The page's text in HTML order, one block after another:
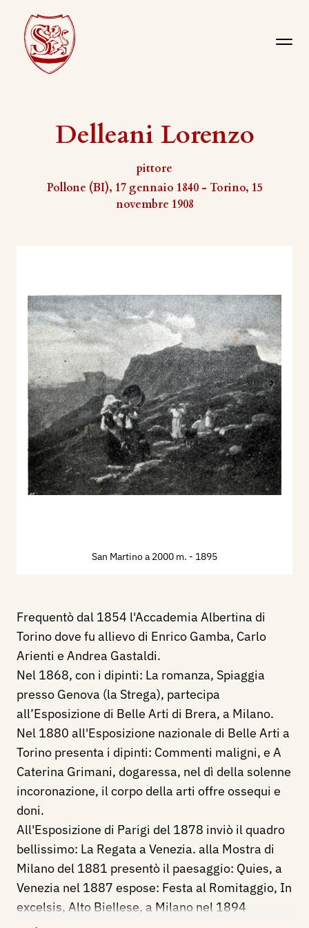
Delleani Lorenzo
pittore
Pollone (BI), 17 gennaio 1840 - Torino, 15
novembre 1908
San Martino a 2000 m. - 1895
Frequentò dal 1854 l'Accademia Albertina di
Torino dove fu allievo di Enrico Gamba, Carlo
Arienti e Andrea Gastaldi.
Nel 1868, con i dipinti: La romanza, Spiaggia
presso Genova (la Strega), partecipa
all’Esposizione di Belle Arti di Brera, a Milano.
Nel 1880 all'Esposizione nazionale di Belle Arti a
Torino presenta i dipinti: Commenti maligni, e A
Caterina Grimani, dogaressa, nel dì della solenne
incoronazione, il corpo della arti offre ossequi e
doni.
All'Esposizione di Parigi del 1878 inviò il quadro
bellissimo: La Regata a Venezia. alla Mostra di
Milano del 1881 presentò il paesaggio: Quies, a
Venezia nel 1887 espose: Festa al Romitaggio, In
excelsis, Alto Biellese, a Milano nel 1894